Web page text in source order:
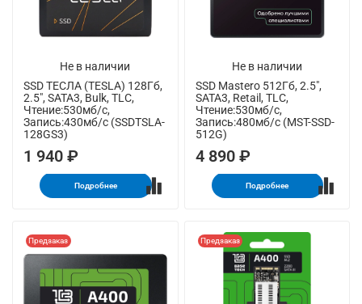
Не в наличии
SSD ТЕСЛА (TESLA) 128Гб,
2.5", SATA3, Bulk, TLC,
Чтение:530мб/с,
Запись:430мб/с (SSDTSLA-
128GS3)
1 940 ₽
Подробнее
Не в наличии
SSD Mastero 512Гб, 2.5",
SATA3, Retail, TLC,
Чтение:530мб/с,
Запись:480мб/с (MST-SSD-
512G)
4 890 ₽
Подробнее
Предзаказ Предзаказ